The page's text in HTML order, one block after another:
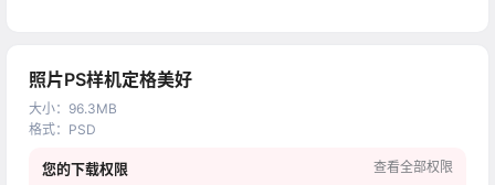
照片PS样机定格美好
大小： 96.3MB
格式： PSD
您的下载权限 查看全部权限